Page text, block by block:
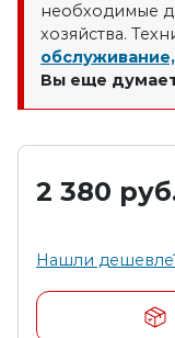
необходимые
хозяйства.
Вы еще
2 380
Нашли